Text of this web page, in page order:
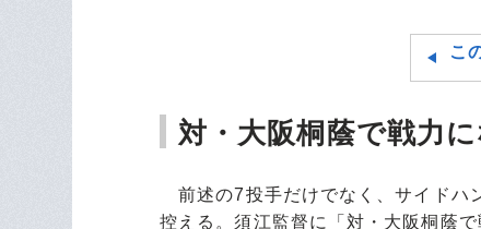
こ
対・大阪桐蔭で戦力
前述の7投手だけでなく、サイドハ
控える。須江監督に「対・大阪桐蔭